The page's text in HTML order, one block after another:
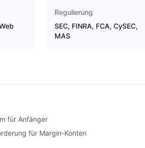
Regulierung
SEC, FINRA, FCA, CySEC,
MAS
für Anfänger
für Margin-Konten